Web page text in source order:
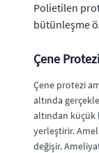
Polietilen
bütünleşme
Çene
Çene protezi
altında
altından küçük
yerleştirir.
değişir.